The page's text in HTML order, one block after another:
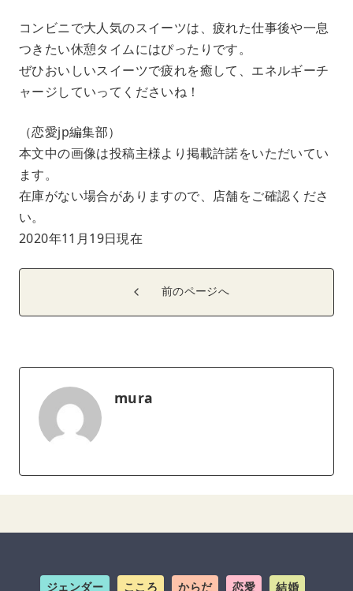
コンビニで大人気のスイーツは、疲れた仕事後や一息
つきたい休憩タイムにはぴったりです。
ぜひおいしいスイーツで疲れを癒して、エネルギーチ
ャージしていってくださいね！
（恋愛jp編集部）
本文中の画像は投稿主様より掲載許諾をいただいてい
ます。
在庫がない場合がありますので、店舗をご確認くださ
い。
2020年11月19日現在
前のページへ
mura
ジェンダー こころ からだ 恋愛 結婚